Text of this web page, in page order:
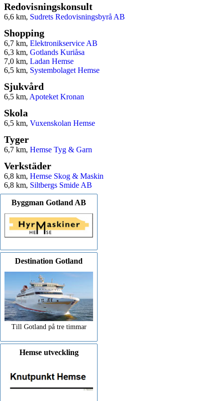
Redovisningskonsult
6,6 km, Sudrets Redovisningsbyrå AB
Shopping
6,7 km, Elektronikservice AB
6,3 km, Gotlands Kuriåsa
7,0 km, Ladan Hemse
6,5 km, Systembolaget Hemse
Sjukvård
6,5 km, Apoteket Kronan
Skola
6,5 km, Vuxenskolan Hemse
Tyger
6,7 km, Hemse Tyg & Garn
Verkstäder
6,8 km, Hemse Skog & Maskin
6,8 km, Siltbergs Smide AB
Byggman Gotland AB
Destination Gotland
Till Gotland på tre timmar
Hemse utveckling